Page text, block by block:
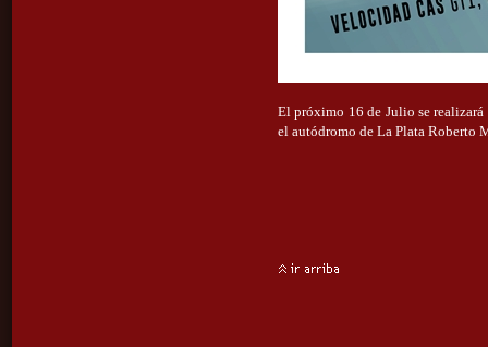
El próximo 16 de Julio se
el autódromo de La Plata Roberto